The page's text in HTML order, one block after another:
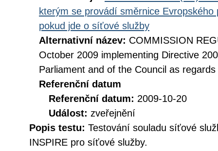
kterým se provádí směrnice
pokud jde o síťové služby
Alternativní název: COMMISSION
October 2009 implementing Directive
Parliament and of the Council as
Referenční datum
Referenční datum: 2009-10-20
Událost: zveřejnění
Popis testu: Testování souladu síťové
INSPIRE pro síťové služby.